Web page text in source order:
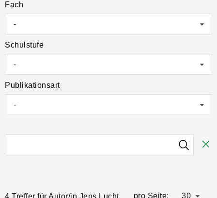
Fach
-
Schulstufe
-
Publikationsart
-
4 Treffer für Autor/in Jens Lucht pro Seite: 30